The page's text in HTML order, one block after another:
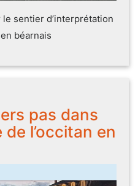
sentier d’interprétation
béarnais
pas dans
de l’occitan en